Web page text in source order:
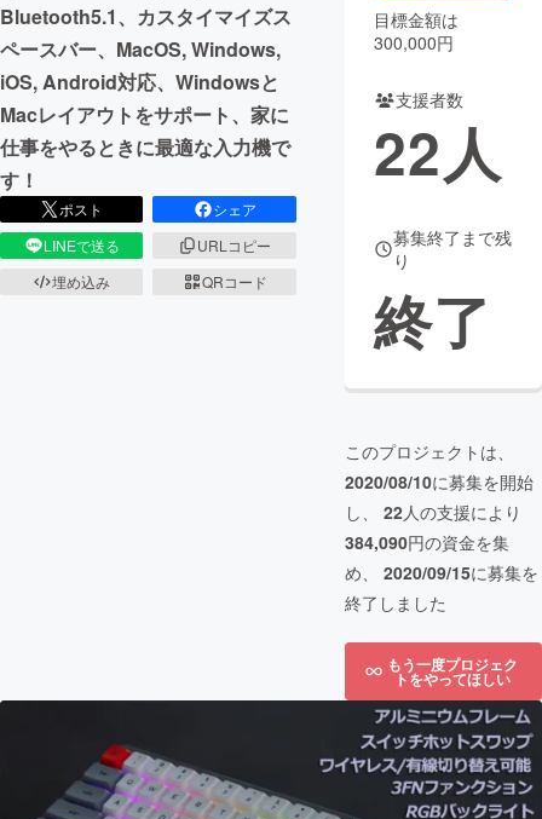
CAMPFIREふるさと納税machi-ya コミュニティ
Bluetooth5.1、カスタイマイズス
ペースバー、MacOS, Windows,
iOS, Android対応、Windowsと
Macレイアウトをサポート、家に
仕事をやるときに最適な入力機で
す！
ポスト
シェア
LINEで送る
URLコピー
埋め込み
QRコード
目標金額は
300,000円
支援者数
22人
募集終了まで残
り
終了
このプロジェクトは、
2020/08/10に募集を開始
し、 22人の支援により
384,090円の資金を集
め、 2020/09/15に募集を
終了しました
もう一度プロジェク
トをやってほしい